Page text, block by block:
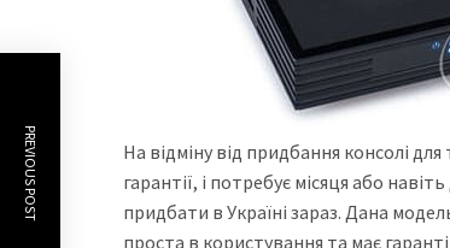
На відміну від придбання консолі
гарантії, і потребує місяця або
придбати в Україні зараз. Дана
проста в користування та має
PREVIOUS POST